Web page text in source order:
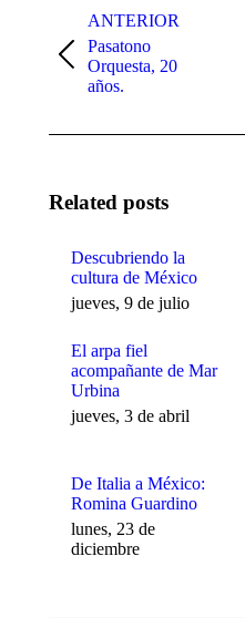
entre
publicaciones
ANTERIOR
Publicación
anterior:
Pasatono
Orquesta, 20
años.
Related posts
Descubriendo la
cultura de México
jueves, 9 de julio
El arpa fiel
acompañante de Mar
Urbina
jueves, 3 de abril
De Italia a México:
Romina Guardino
lunes, 23 de
diciembre